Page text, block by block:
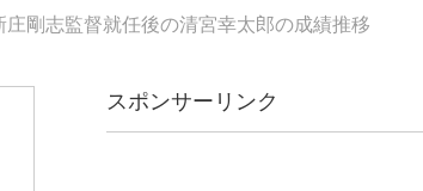
剛志監督就任後の清宮幸太郎の成績推移
スポンサーリンク